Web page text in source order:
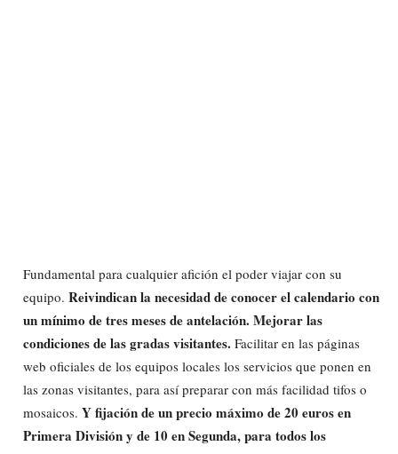
Fundamental para cualquier afición el poder viajar con su
equipo. Reivindican la necesidad de conocer el calendario con
un mínimo de tres meses de antelación. Mejorar las
condiciones de las gradas visitantes. Facilitar en las páginas
web oficiales de los equipos locales los servicios que ponen en
las zonas visitantes, para así preparar con más facilidad tifos o
mosaicos. Y fijación de un precio máximo de 20 euros en
Primera División y de 10 en Segunda, para todos los